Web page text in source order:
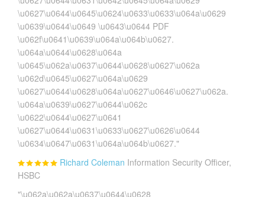
\u0627\u0644\u0645\u0624\u0633\u0633\u064a\u0629
\u0639\u0644\u0649 \u0643\u0644 PDF
\u062f\u0641\u0639\u064a\u064b\u0627.
\u064a\u0644\u0628\u064a
\u0645\u062a\u0637\u0644\u0628\u0627\u062a
\u062d\u0645\u0627\u064a\u0629
\u0627\u0644\u0628\u064a\u0627\u0646\u0627\u062a.
\u064a\u0639\u0627\u0644\u062c
\u0622\u0644\u0627\u0641
\u0627\u0644\u0631\u0633\u0627\u0626\u0644
\u0634\u0647\u0631\u064a\u064b\u0627."
Richard Coleman Information Security Officer,
HSBC
"\u062a\u062a\u0637\u0644\u0628